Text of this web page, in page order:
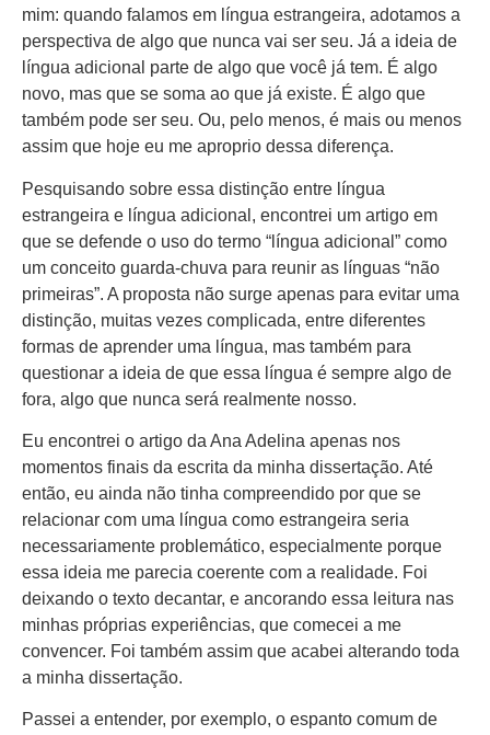
mim: quando falamos em língua estrangeira, adotamos a
perspectiva de algo que nunca vai ser seu. Já a ideia de
língua adicional parte de algo que você já tem. É algo
novo, mas que se soma ao que já existe. É algo que
também pode ser seu. Ou, pelo menos, é mais ou menos
assim que hoje eu me aproprio dessa diferença.
Pesquisando sobre essa distinção entre língua
estrangeira e língua adicional, encontrei um artigo em
que se defende o uso do termo “língua adicional” como
um conceito guarda-chuva para reunir as línguas “não
primeiras”. A proposta não surge apenas para evitar uma
distinção, muitas vezes complicada, entre diferentes
formas de aprender uma língua, mas também para
questionar a ideia de que essa língua é sempre algo de
fora, algo que nunca será realmente nosso.
Eu encontrei o artigo da Ana Adelina apenas nos
momentos finais da escrita da minha dissertação. Até
então, eu ainda não tinha compreendido por que se
relacionar com uma língua como estrangeira seria
necessariamente problemático, especialmente porque
essa ideia me parecia coerente com a realidade. Foi
deixando o texto decantar, e ancorando essa leitura nas
minhas próprias experiências, que comecei a me
convencer. Foi também assim que acabei alterando toda
a minha dissertação.
Passei a entender, por exemplo, o espanto comum de